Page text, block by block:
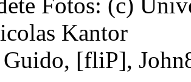
Kantor
[fliP],